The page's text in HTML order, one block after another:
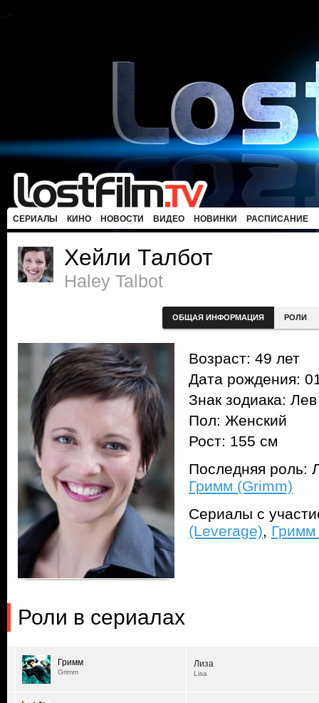
СЕРИАЛЫ КИНО НОВОСТИ ВИДЕО НОВИНКИ РАСПИСАНИЕ
Хейли Талбот
Haley Talbot
ОБЩАЯ ИНФОРМАЦИЯ РОЛИ
Возраст: 49 лет
Дата рождения:
Знак зодиака: Лев
Пол: Женский
Рост: 155 см
Последняя роль:
Гримм (Grimm)
Сериалы с
(Leverage), Гримм
Роли в сериалах
Гримм
Grimm
Лиза
Lisa